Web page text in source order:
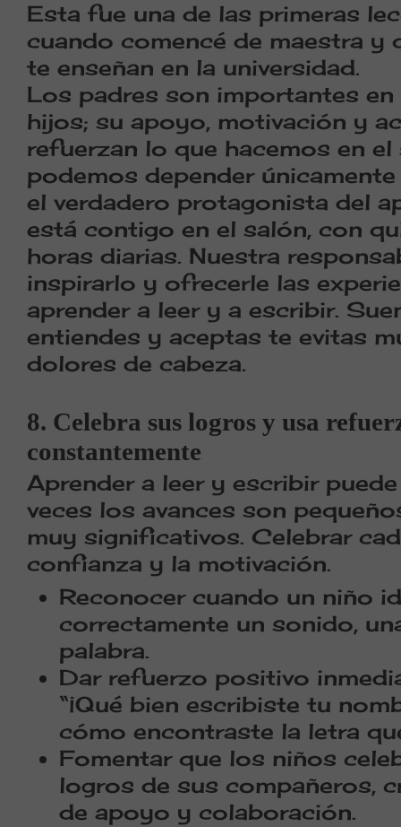
Esta fue una de las primeras
cuando comencé de maestra y
te enseñan en la universidad.
Los padres son importantes
hijos; su apoyo, motivación y
refuerzan lo que hacemos en
podemos depender
el verdadero protagonista del
está contigo en el salón, con
horas diarias. Nuestra
inspirarlo y ofrecerle las
aprender a leer y a escribir.
entiendes y aceptas te evitas
dolores de cabeza.
8. Celebra sus logros y usa
constantemente
Aprender a leer y escribir
veces los avances son
muy significativos. Celebrar
confianza y la motivación.
Reconocer cuando un niño
correctamente un sonido,
palabra.
Dar refuerzo positivo
“¡Qué bien escribiste tu
cómo encontraste la letra
Fomentar que los niños
logros de sus compañeros,
de apoyo y colaboración.